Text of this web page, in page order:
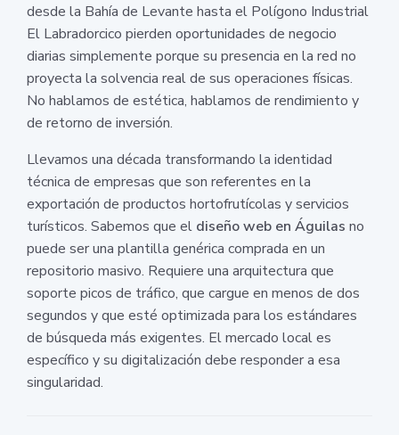
desde la Bahía de Levante hasta el Polígono Industrial
El Labradorcico pierden oportunidades de negocio
diarias simplemente porque su presencia en la red no
proyecta la solvencia real de sus operaciones físicas.
No hablamos de estética, hablamos de rendimiento y
de retorno de inversión.
Llevamos una década transformando la identidad
técnica de empresas que son referentes en la
exportación de productos hortofrutícolas y servicios
turísticos. Sabemos que el diseño web en Águilas no
puede ser una plantilla genérica comprada en un
repositorio masivo. Requiere una arquitectura que
soporte picos de tráfico, que cargue en menos de dos
segundos y que esté optimizada para los estándares
de búsqueda más exigentes. El mercado local es
específico y su digitalización debe responder a esa
singularidad.